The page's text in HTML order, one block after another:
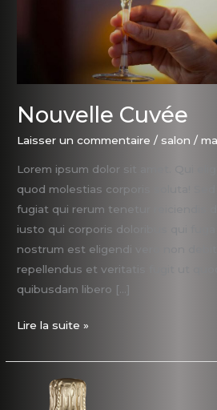
Nouvelle Cuvée
Laisser un commentaire / salon /
Lorem ipsum dolor sit amet. Qui
quod molestias corporis soluta!
fugiat qui rerum tenetur reiciendis
iusto qui corporis doloribus qui fuga
nostrum est eligendi vero non
repellendus et veritatis fugit ut
quibusdam libero […]
Lire la suite »
Vendanges